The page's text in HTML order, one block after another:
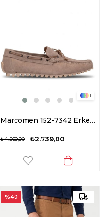
1
Marcomen 152-7342 Erkek Hakiki Deri Casual Ayakkabı Vizon
₺2.739,00
₺4.569,90
%40